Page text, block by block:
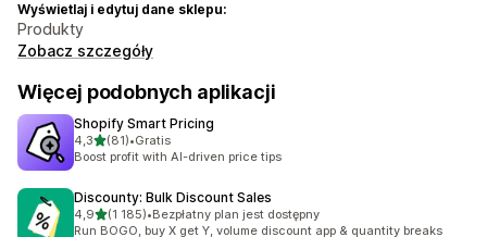
Wyświetlaj i edytuj dane sklepu:
Produkty
Zobacz szczegóły
Więcej podobnych aplikacji
Shopify Smart Pricing
4,3na 5 gwiazdek
(81)
Łączna liczba recenzji: 81
•Gratis
Boost profit with AI-driven price tips
Discounty: Bulk Discount Sales
4,9na 5 gwiazdek
(1 185)
Łączna liczba recenzji: 1185
•Bezpłatny plan jest dostępny
Run BOGO, buy X get Y, volume discount app & quantity breaks